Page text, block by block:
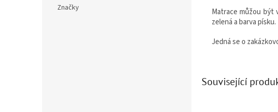
Značky
Matrace můžou být
zelená a barva písku.
Jedná se o
Související